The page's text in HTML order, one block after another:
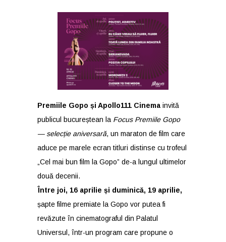
Premiile Gopo și Apollo111 Cinema invită
publicul bucureștean la Focus Premiile Gopo
— selecție aniversară, un maraton de film care
aduce pe marele ecran titluri distinse cu trofeul
„Cel mai bun film la Gopo” de-a lungul ultimelor
două decenii.
Între joi, 16 aprilie și duminică, 19 aprilie,
șapte filme premiate la Gopo vor putea fi
revăzute în cinematograful din Palatul
Universul, într-un program care propune o